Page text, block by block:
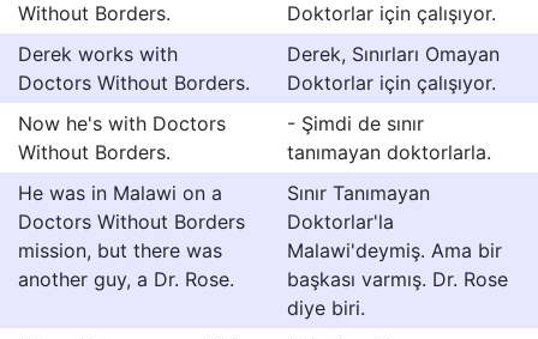
Without Borders.
Doktorlar için çalışıyor.
Derek works with
Doctors Without Borders.
Derek, Sınırları Omayan
Doktorlar için çalışıyor.
Now he's with Doctors
Without Borders.
- Şimdi de sınır
tanımayan doktorlarla.
He was in Malawi on a
Doctors Without Borders
mission, but there was
another guy, a Dr. Rose.
Sınır Tanımayan
Doktorlar'la
Malawi'deymiş. Ama bir
başkası varmış. Dr. Rose
diye biri.